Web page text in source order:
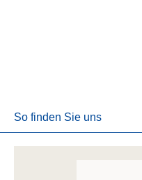
So finden Sie uns